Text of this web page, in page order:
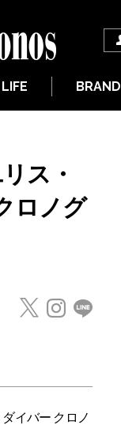
LIFE BRAND
ス・
ロノグ
イバー クロノ